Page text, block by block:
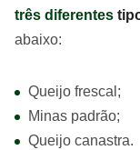
três diferentes
abaixo:
Queijo frescal;
Minas padrão;
Queijo canastra.